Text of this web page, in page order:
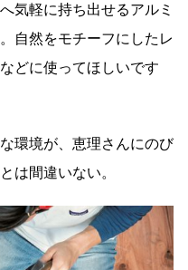
気軽に持ち出せるアルミ
自然をモチーフにしたレ
どに使ってほしいです
環境が、恵理さんにのび
は間違いない。